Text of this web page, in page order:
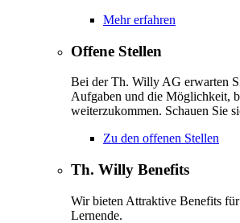
Mehr erfahren
Offene Stellen
Bei der Th. Willy AG erwarten
Aufgaben und die Möglichkeit,
weiterzukommen. Schauen Sie
Zu den offenen Stellen
Th. Willy Benefits
Wir bieten Attraktive Benefits
Lernende.